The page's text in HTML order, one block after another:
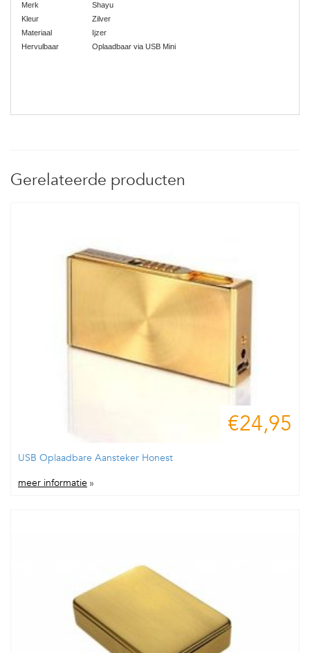
Merk
Shayu
Kleur
Zilver
Materiaal
Ijzer
Hervulbaar
Oplaadbaar via USB Mini
Gerelateerde producten
€24,95
USB Oplaadbare Aansteker Honest
meer informatie »